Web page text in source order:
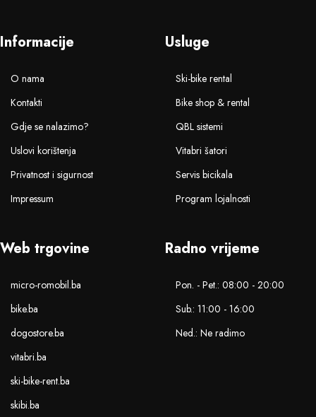
Informacije
O nama
Kontakti
Gdje se nalazimo?
Uslovi korištenja
Privatnost i sigurnost
Impressum
Usluge
Ski-bike rental
Bike shop & rental
QBL sistemi
Vitabri šatori
Servis bicikala
Program lojalnosti
Web trgovine
micro-romobil.ba
bike.ba
dogostore.ba
vitabri.ba
ski-bike-rent.ba
skibi.ba
Radno vrijeme
Pon. - Pet.: 08:00 - 20:00
Sub.: 11:00 - 16:00
Ned.: Ne radimo